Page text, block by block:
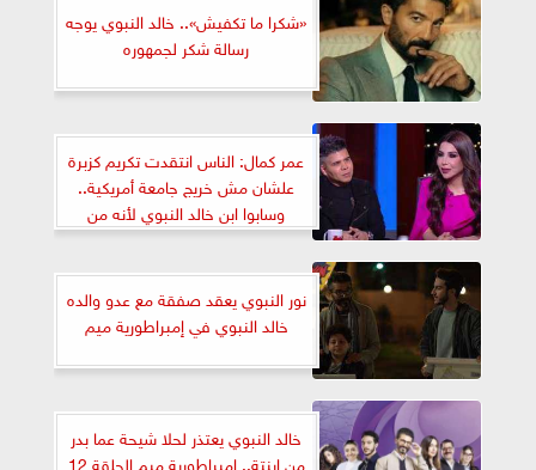
«شكرا ما تكفيش».. خالد النبوي يوجه
رسالة شكر لجمهوره
عمر كمال: الناس انتقدت تكريم كزبرة
علشان مش خريج جامعة أمريكية..
وسابوا ابن خالد النبوي لأنه من
بيفرلي هيلز
نور النبوي يعقد صفقة مع عدو والده
خالد النبوي في إمبراطورية ميم
خالد النبوي يعتذر لحلا شيحة عما بدر
من ابنتة.. إمبراطورية ميم الحلقة 12